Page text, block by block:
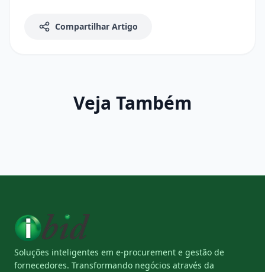
Compartilhar Artigo
Veja Também
Soluções inteligentes em e-procurement e gestão de
fornecedores. Transformando negócios através da